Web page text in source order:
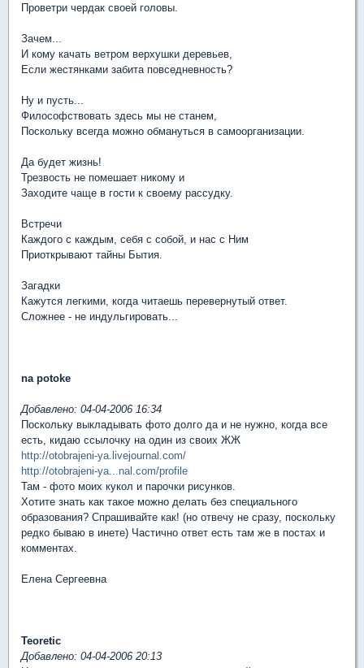
Проветри чердак своей головы.
Зачем...
И кому качать ветром верхушки деревьев,
Если жестянками забита повседневность?
Ну и пусть...
Философствовать здесь мы не станем,
Поскольку всегда можно обмануться в самоорганизации.
Да будет жизнь!
Трезвость не помешает никому и
Заходите чаще в гости к своему рассудку.
Встречи
Каждого с каждым, себя с собой, и нас с Ним
Приоткрывают тайны Бытия.
Загадки
Кажутся легкими, когда читаешь перевернутый ответ.
Сложнее - не индульгировать...
na potoke
Добавлено: 04-04-2006 16:34
Поскольку выкладывать фото долго да и не нужно, когда все
есть, кидаю ссылочку на один из своих ЖЖ
http://otobrajeni-ya.livejournal.com/
http://otobrajeni-ya...nal.com/profile
Там - фото моих кукол и парочки рисунков.
Хотите знать как такое можно делать без специального
образования? Спрашивайте как! (но отвечу не сразу, поскольку
редко бываю в инете) Частично ответ есть там же в постах и
комментах.
Елена Сергеевна
Teoretic
Добавлено: 04-04-2006 20:13